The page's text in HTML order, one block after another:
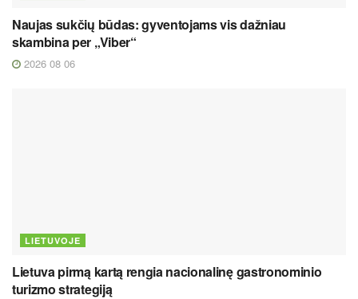
Naujas sukčių būdas: gyventojams vis dažniau
skambina per „Viber“
2026 08 06
LIETUVOJE
Lietuva pirmą kartą rengia nacionalinę gastronominio
turizmo strategiją